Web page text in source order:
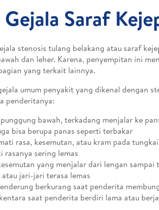
Saraf
stenosis tulang belakang atau saraf
dan leher. Karena, penyempitan ini
yang terkait lainnya.
umum penyakit yang dikenal dengan
penderitanya:
bawah, terkadang menjalar ke
bisa berupa panas seperti terbakar
rasa, kesemutan, atau kram pada
rasanya sering lemas
yang menjalar dari lengan sampai
jari-jari terasa lemas
berkurang saat penderita
saat penderita berdiri lama atau